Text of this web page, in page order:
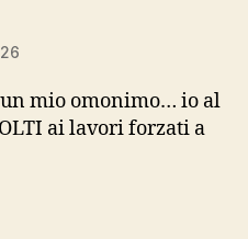
un mio omonimo… io al
ai lavori forzati a